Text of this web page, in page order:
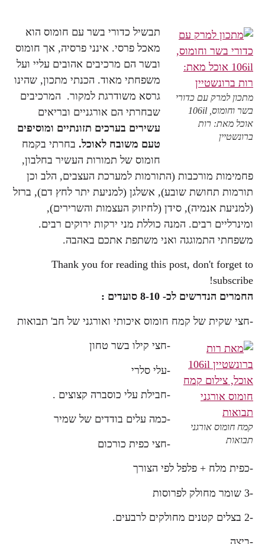
מתכון למרק עם כדורי
בשר וחומוס, 106il
אוכל מאת: רות
ברונשטיין
תבשיל כדורי בשר עם חומוס הוא
מאכל פרסי. אינני פרסיה, אך חומוס
ובשר הם מרכיבים אהובים עליי ועל
משפחתי מאוד. הכנתי מתכון, שהינו
גרסא משודרגת למקור. המרכיבים
שבחרתי הם אורגניים ובריאים
עשירים בערכים תזונתיים ומוסיפים
טעם משובח לאוכל. בחרתי בקמח
חומוס של תמורות העשיר בחלבון,
פחמימות מורכבות (התורמות למערכת העצבים, הלב וכן
תורמות תחושת שובע), אשלגן (למניעת יתר לחץ דם), ברזל
(למניעת אנמיה), סידן (לחיזוק העצמות והשרירים),
ומינרליים רבים. המנה כוללת מני ירקות ירוקים רבים.
משפחתי התמוגגה ואני משתפת אתכם באהבה.
Thank you for reading this post, don't forget to
subscribe!
החמרים הנדרשים לכ- 8-10 סועדים :
-חצי שקית של קמח חומוס איכותי ואורגני של חב' תבואות
קמח חומוס אורגני
תבואות
-חצי קילו בשר טחון
-עלי סלרי
-חבילת עלי כוסברה קצוצים .
-כמה עלים בודדים של שמיר
-חצי כפית כורכום
-כפית מלח + פלפל לפי הצורך
-3 שומר מחולק לפרוסות
-2 בצלים קטנים מחולקים לרבעים.